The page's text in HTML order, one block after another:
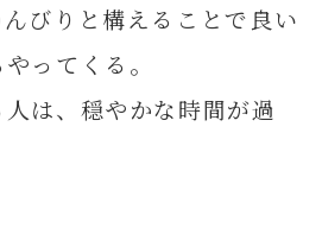
びりと構えることで良い
ってくる。
は、穏やかな時間が過